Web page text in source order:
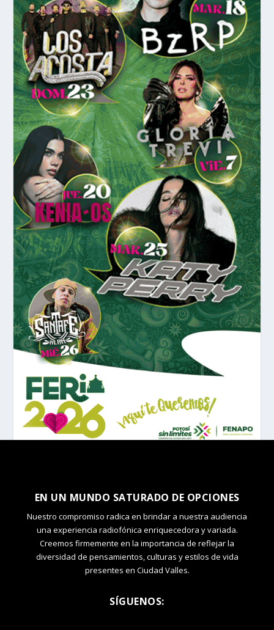
EN UN MUNDO SATURADO DE OPCIONES
Nuestro compromiso radica en brindar a nuestra audiencia
una experiencia radiofónica enriquecedora y variada.
Creemos firmemente en la importancia de reflejar la
diversidad de pensamientos, culturas y estilos de vida
presentes en Ciudad Valles.
SÍGUENOS: